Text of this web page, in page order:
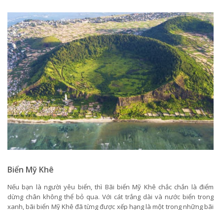
Biển Mỹ Khê
Nếu bạn là người yêu biển, thì Bãi biển Mỹ Khê chắc chắn là điểm
dừng chân không thể bỏ qua. Với cát trắng dài và nước biển trong
xanh, bãi biển Mỹ Khê đã từng được xếp hạng là một trong những bãi